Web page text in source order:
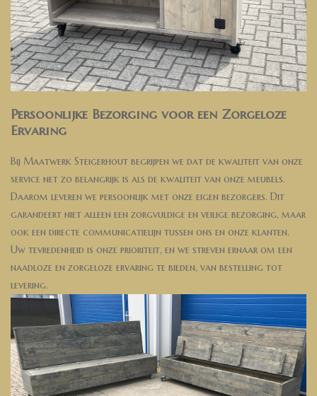
Persoonlijke Bezorging voor een Zorgeloze
Ervaring
Bij Maatwerk Steigerhout begrijpen we dat de kwaliteit van onze
service net zo belangrijk is als de kwaliteit van onze meubels.
Daarom leveren we persoonlijk met onze eigen bezorgers. Dit
garandeert niet alleen een zorgvuldige en veilige bezorging, maar
ook een directe communicatielijn tussen ons en onze klanten.
Uw tevredenheid is onze prioriteit, en we streven ernaar om een
naadloze en zorgeloze ervaring te bieden, van bestelling tot
levering.